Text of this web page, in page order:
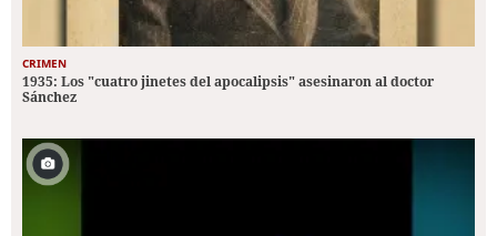
CRIMEN
1935: Los "cuatro jinetes del apocalipsis" asesinaron al doctor
Sánchez